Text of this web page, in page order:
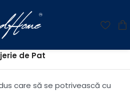
de Pat
care să se potrivească cu